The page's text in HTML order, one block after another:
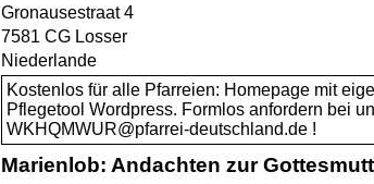
Gronausestraat 4
7581 CG Losser
Niederlande
Kostenlos für alle Pfarreien: Homepage mit
Pflegetool Wordpress. Formlos anfordern bei
WKHQMWUR@pfarrei-deutschland.de !
Marienlob: Andachten zur